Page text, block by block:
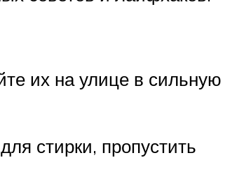
их на улице в сильную
стирки, пропустить